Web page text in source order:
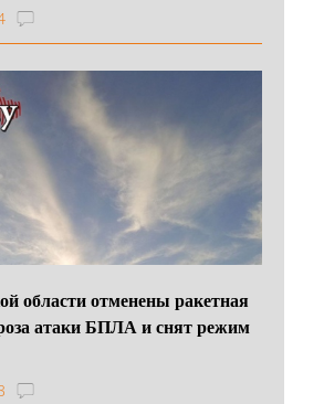
области отменены ракетная
атаки БПЛА и снят режим